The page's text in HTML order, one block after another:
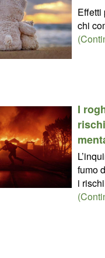
Effetti
chi
I
fumo
i rischi